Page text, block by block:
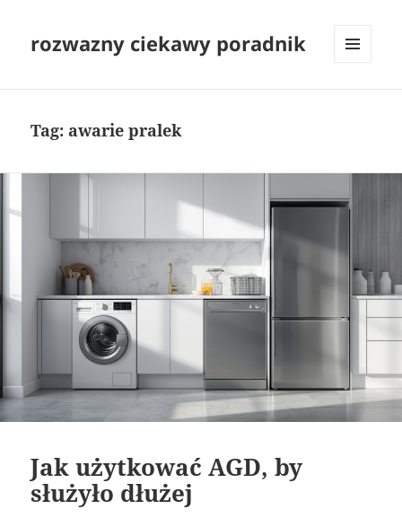
rozwazny ciekawy poradnik
Tag: awarie pralek
Jak użytkować AGD, by
służyło dłużej